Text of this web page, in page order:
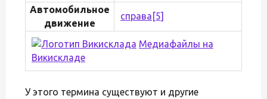
Автомобильное
движение
справа [5]
Медиафайлы на
Викискладе
У этого термина существуют и другие